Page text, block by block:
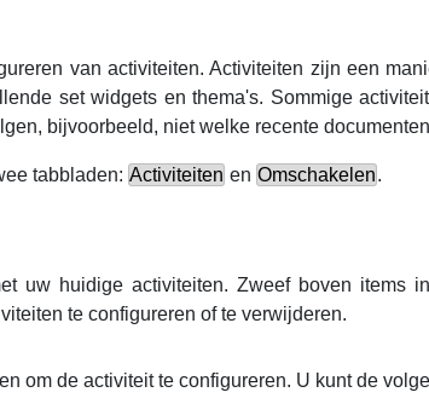
van activiteiten. Activiteiten zijn een
set widgets en thema's. Sommige
bijvoorbeeld, niet welke recente
tabbladen: Activiteiten en Omschakelen.
uw huidige activiteiten. Zweef boven items
te configureren of te verwijderen.
om de activiteit te configureren. U kunt de